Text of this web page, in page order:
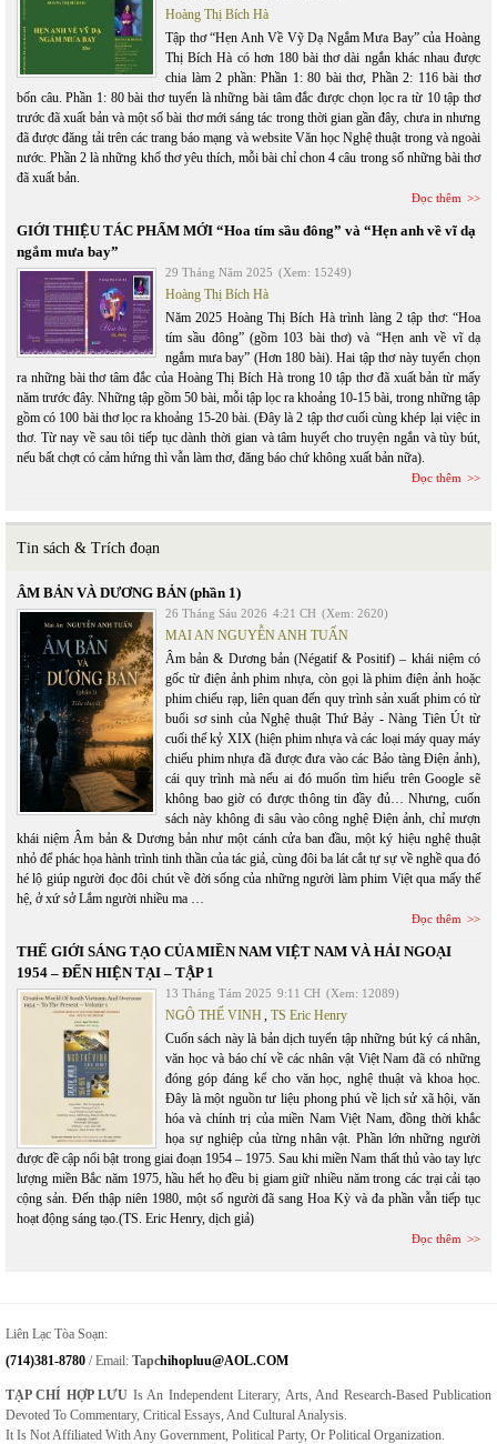
Hoàng Thị Bích Hà
Tập thơ “Hẹn Anh Về Vỹ Dạ Ngắm Mưa Bay” của Hoàng
Thị Bích Hà có hơn 180 bài thơ dài ngắn khác nhau được
chia làm 2 phần: Phần 1: 80 bài thơ, Phần 2: 116 bài thơ
bốn câu. Phần 1: 80 bài thơ tuyển là những bài tâm đắc được chọn lọc ra từ 10 tập thơ
trước đã xuất bản và một số bài thơ mới sáng tác trong thời gian gần đây, chưa in nhưng
đã được đăng tải trên các trang báo mạng và website Văn học Nghệ thuật trong và ngoài
nước. Phần 2 là những khổ thơ yêu thích, mỗi bài chỉ chon 4 câu trong số những bài thơ
đã xuất bản.
Đọc thêm
GIỚI THIỆU TÁC PHẨM MỚI “Hoa tím sầu đông” và “Hẹn anh về vĩ dạ
ngắm mưa bay”
29 Tháng Năm 2025 (Xem: 15249)
Hoàng Thị Bích Hà
Năm 2025 Hoàng Thị Bích Hà trình làng 2 tập thơ: “Hoa
tím sầu đông” (gồm 103 bài thơ) và “Hẹn anh về vĩ dạ
ngắm mưa bay” (Hơn 180 bài). Hai tập thơ này tuyển chọn
ra những bài thơ tâm đắc của Hoàng Thị Bích Hà trong 10 tập thơ đã xuất bản từ mấy
năm trước đây. Những tập gồm 50 bài, mỗi tập lọc ra khoảng 10-15 bài, trong những tập
gồm có 100 bài thơ lọc ra khoảng 15-20 bài. (Đây là 2 tập thơ cuối cùng khép lại việc in
thơ. Từ nay về sau tôi tiếp tục dành thời gian và tâm huyết cho truyện ngắn và tùy bút,
nếu bất chợt có cảm hứng thì vẫn làm thơ, đăng báo chứ không xuất bản nữa).
Đọc thêm
Tin sách & Trích đoạn
ÂM BẢN VÀ DƯƠNG BẢN (phần 1)
26 Tháng Sáu 2026 4:21 CH (Xem: 2620)
MAI AN NGUYỄN ANH TUẤN
Âm bản & Dương bản (Négatif & Positif) – khái niệm có
gốc từ điện ảnh phim nhựa, còn gọi là phim điện ảnh hoặc
phim chiếu rạp, liên quan đến quy trình sản xuất phim có từ
buổi sơ sinh của Nghệ thuật Thứ Bảy - Nàng Tiên Út từ
cuối thế kỷ XIX (hiện phim nhựa và các loại máy quay máy
chiếu phim nhựa đã được đưa vào các Bảo tàng Điện ảnh),
cái quy trình mà nếu ai đó muốn tìm hiểu trên Google sẽ
không bao giờ có được thông tin đầy đủ… Nhưng, cuốn
sách này không đi sâu vào công nghệ Điện ảnh, chỉ mượn
khái niệm Âm bản & Dương bản như một cánh cửa ban đầu, một ký hiệu nghệ thuật
nhỏ để phác họa hành trình tinh thần của tác giả, cùng đôi ba lát cắt tự sự về nghề qua đó
hé lộ giúp người đọc đôi chút về đời sống của những người làm phim Việt qua mấy thế
hệ, ở xứ sở Lắm người nhiều ma …
Đọc thêm
THẾ GIỚI SÁNG TẠO CỦA MIỀN NAM VIỆT NAM VÀ HẢI NGOẠI
1954 – ĐẾN HIỆN TẠI – TẬP 1
13 Tháng Tám 2025 9:11 CH (Xem: 12089)
NGÔ THẾ VINH TS Eric Henry
Cuốn sách này là bản dịch tuyển tập những bút ký cá nhân,
văn học và báo chí về các nhân vật Việt Nam đã có những
đóng góp đáng kể cho văn học, nghệ thuật và khoa học.
Đây là một nguồn tư liệu phong phú về lịch sử xã hội, văn
hóa và chính trị của miền Nam Việt Nam, đồng thời khắc
họa sự nghiệp của từng nhân vật. Phần lớn những người
được đề cập nổi bật trong giai đoạn 1954 – 1975. Sau khi miền Nam thất thủ vào tay lực
lượng miền Bắc năm 1975, hầu hết họ đều bị giam giữ nhiều năm trong các trại cải tạo
cộng sản. Đến thập niên 1980, một số người đã sang Hoa Kỳ và đa phần vẫn tiếp tục
hoạt động sáng tạo.(TS. Eric Henry, dịch giả)
Đọc thêm
Liên Lạc Tòa Soạn:
(714)381-8780 / Email: TapcHihopluu@AOL.COM
TẠP CHÍ HỢP LƯU Is An Independent Literary, Arts, And Research-Based Publication
Devoted To Commentary, Critical Essays, And Cultural Analysis.
It Is Not Affiliated With Any Government, Political Party, Or Political Organization.